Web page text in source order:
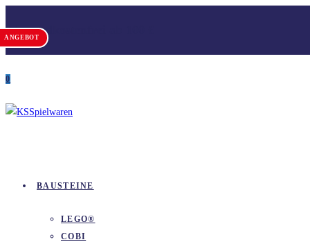
Inhalt
springen
Versandkostenfrei ab 100 €
0
BAUSTEINE
LEGO®
COBI
ANGEBOT